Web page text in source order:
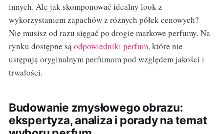
innych. Ale jak skomponować idealny look z
wykorzystaniem zapachów z różnych półek cenowych?
Nie musisz od razu sięgać po drogie markowe perfumy. Na
rynku dostępne sąodpowiedniki perfum, które nie
ustępują oryginalnym perfumom pod względem jakości i
trwałości.
Budowanie zmysłowego obrazu:
ekspertyza, analiza i porady na temat